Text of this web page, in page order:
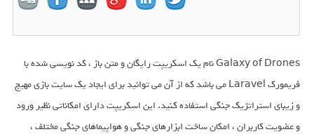
Galaxy of Drones نام یک اسکریپت رایگان و متن باز ، کد نویسی شده با
فریمورک Laravel می باشد که از آن می توانید برای ایجاد یک سایت بازی مهیج
و زیبای استراتژیک جنگی استفاده کنید. این اسکریپت دارای امکاناتی نظیر ورود
و عضویت کاربران ، امکان ساخت ابزارهای جنگی و هواپیماهای جنگی مختلف ،